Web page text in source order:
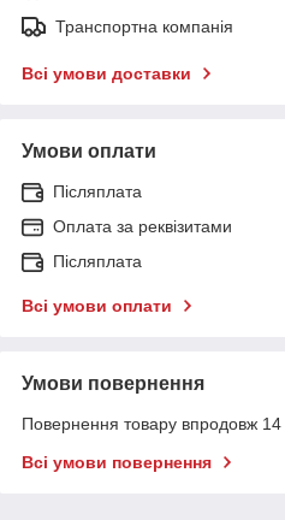
Транспортна компанія
Всі умови доставки
Умови оплати
Післяплата
Оплата за реквізитами
Післяплата
Всі умови оплати
Умови повернення
Повернення товару впродовж 14
Всі умови повернення